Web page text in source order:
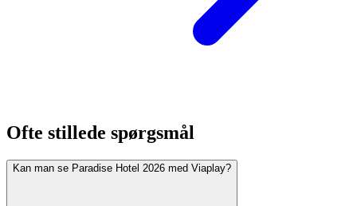
Ofte stillede spørgsmål
Kan man se Paradise Hotel 2026 med Viaplay?